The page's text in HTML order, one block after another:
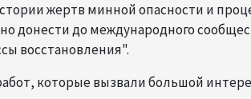
жертв минной опасности и
донести до международного
восстановления".
которые вызвали большой